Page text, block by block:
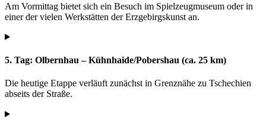
Am Vormittag bietet sich ein Besuch im Spielzeugmuseum oder in
einer der vielen Werkstätten der Erzgebirgskunst an.
5. Tag: Olbernhau – Kühnhaide/Pobershau (ca. 25 km)
Die heutige Etappe verläuft zunächst in Grenznähe zu Tschechien
abseits der Straße.